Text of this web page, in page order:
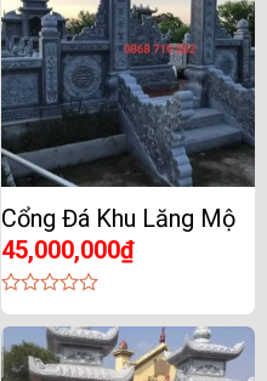
Cổng Đá Khu Lăng Mộ
45,000,000₫
0
out
of
5